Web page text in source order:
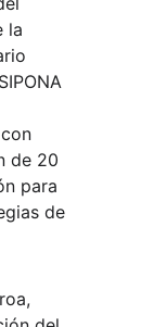
la
de 20
para
de